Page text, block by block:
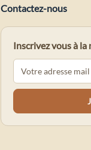
Contactez-nous
Inscrivez vous à